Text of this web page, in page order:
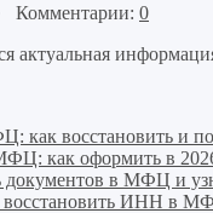
Комментарии: 0
актуальная
как восстановить и
как оформить в
документов в МФЦ и
восстановить ИНН в